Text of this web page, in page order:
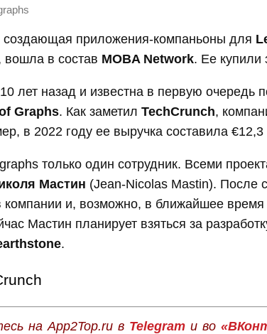
создающая приложения-компаньоны для
вошла в состав MOBA Network. Ее купили
лет назад и известна в первую очередь
Graphs. Как заметил TechCrunch,
в 2022 году ее выручка составила
только один сотрудник. Всеми
Мастин (Jean-Nicolas Mastin). После
компании и, возможно, в ближайшее время
Мастин планирует взяться за
.
на App2Top.ru в Telegramи во